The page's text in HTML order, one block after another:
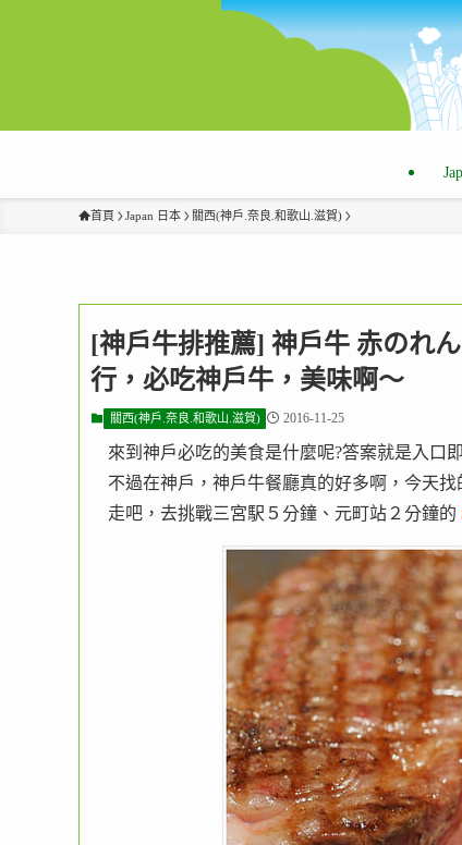
首頁 Japan 日本 關西(神戶.奈良.和歌山.滋賀)
[神戶牛排推薦] 神戶牛 赤のれ
行，必吃神戶牛，美味啊～
關西(神戶.奈良.和歌山.滋賀) 2016-11-25
來到神戶必吃的美食是什麼呢?答案就是入口
不過在神戶，神戶牛餐廳真的好多啊，今天找
走吧，去挑戰三宮駅５分鐘、元町站２分鐘的